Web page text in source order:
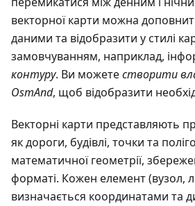
векторної карти можна
даними та відобразити у стилі
замовчуванням, наприклад,
контуру. Ви можетестворити
OsmAnd, щоб відобразити
Векторні карти представляють
як дороги, будівлі, точки та
математичної геометрії,
форматі. Кожен елемент (вузол,
визначається координатами та